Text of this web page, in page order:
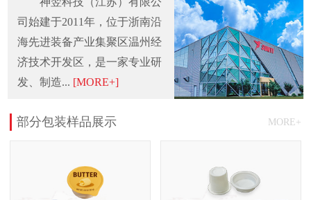
司始建于2011年，位于浙南沿
海先进装备产业集聚区温州经
济技术开发区，是一家专业研
发、制造... [MORE+]
MORE+
部分包装样品展示